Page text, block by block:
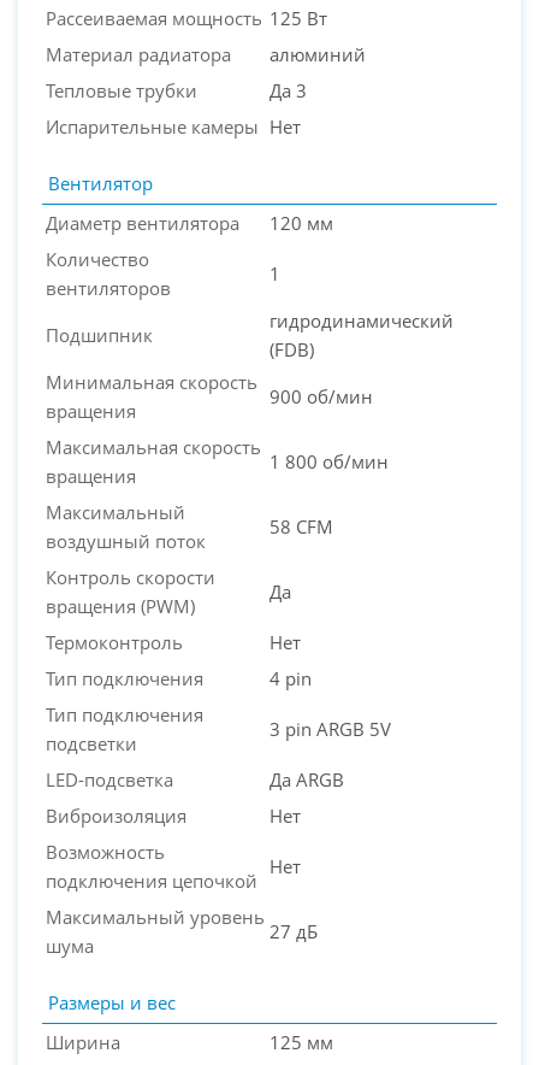
Рассеиваемая мощность 125 Вт
Материал радиатора
алюминий
Тепловые трубки
Да 3
Испарительные камеры Нет
Вентилятор
Диаметр вентилятора
120 мм
Количество
вентиляторов
1
Подшипник
гидродинамический
(FDB)
Минимальная скорость
вращения
900 об/мин
Максимальная скорость
вращения
1 800 об/мин
Максимальный
воздушный поток
58 CFM
Контроль скорости
вращения (PWM)
Да
Термоконтроль
Нет
Тип подключения
4 pin
Тип подключения
подсветки
3 pin ARGB 5V
LED-подсветка
Да ARGB
Виброизоляция
Нет
Возможность
подключения цепочкой
Нет
Максимальный уровень
шума
27 дБ
Размеры и вес
Ширина
125 мм